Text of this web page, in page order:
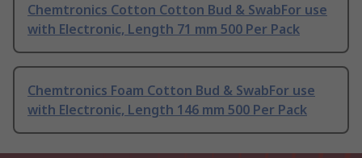
Chemtronics Cotton Cotton Bud & SwabFor use
with Electronic, Length 71 mm 500 Per Pack
Chemtronics Foam Cotton Bud & SwabFor use
with Electronic, Length 146 mm 500 Per Pack